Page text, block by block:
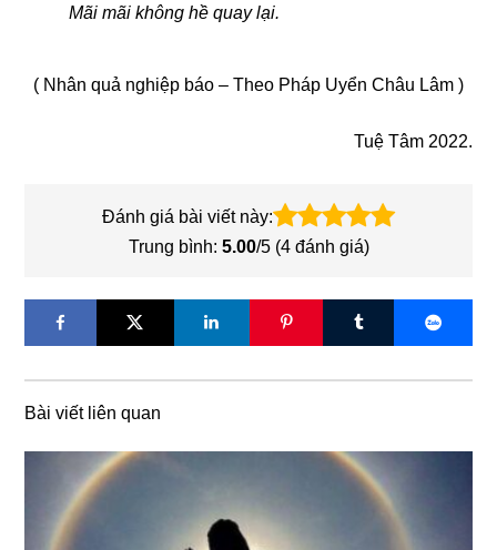
Mãi mãi không hề quay lại.
( Nhân quả nghiệp báo – Theo Pháp Uyển Châu Lâm )
Tuệ Tâm 2022.
Đánh giá bài viết này:
Trung bình: 5.00/5 (4đánh giá)
Bài viết liên quan